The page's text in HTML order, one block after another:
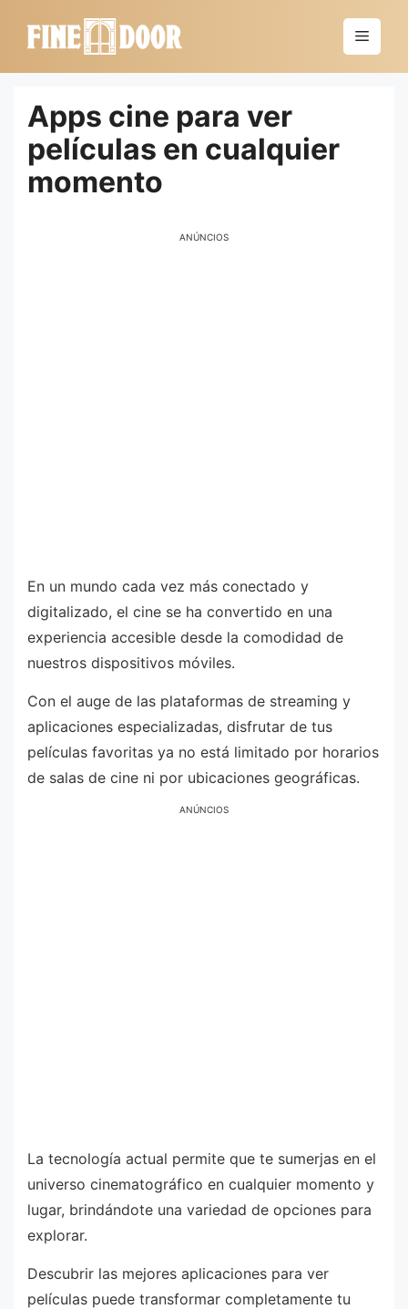
Menú
Apps cine para ver
películas en cualquier
momento
ANÚNCIOS
En un mundo cada vez más conectado y
digitalizado, el cine se ha convertido en una
experiencia accesible desde la comodidad de
nuestros dispositivos móviles.
Con el auge de las plataformas de streaming y
aplicaciones especializadas, disfrutar de tus
películas favoritas ya no está limitado por horarios
de salas de cine ni por ubicaciones geográficas.
ANÚNCIOS
La tecnología actual permite que te sumerjas en el
universo cinematográfico en cualquier momento y
lugar, brindándote una variedad de opciones para
explorar.
Descubrir las mejores aplicaciones para ver
películas puede transformar completamente tu